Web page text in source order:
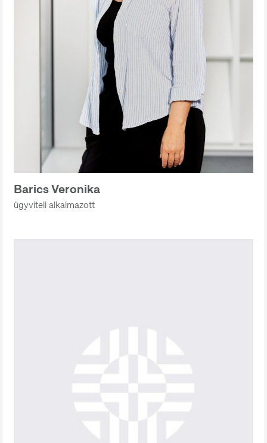
Barics Veronika
ügyviteli alkalmazott